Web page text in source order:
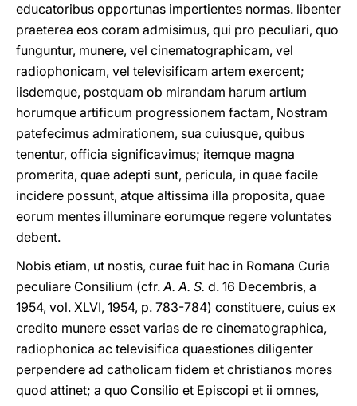
educatoribus opportunas impertientes normas. libenter
praeterea eos coram admisimus, qui pro peculiari, quo
funguntur, munere, vel cinematographicam, vel
radiophonicam, vel televisificam artem exercent;
iisdemque, postquam ob mirandam harum artium
horumque artificum progressionem factam, Nostram
patefecimus admirationem, sua cuiusque, quibus
tenentur, officia significavimus; itemque magna
promerita, quae adepti sunt, pericula, in quae facile
incidere possunt, atque altissima illa proposita, quae
eorum mentes illuminare eorumque regere voluntates
debent.
Nobis etiam, ut nostis, curae fuit hac in Romana Curia
peculiare Consilium (cfr.A. A. S. d. 16 Decembris, a
1954, vol. XLVI, 1954, p. 783-784) constituere, cuius ex
credito munere esset varias de re cinematographica,
radiophonica ac televisifica quaestiones diligenter
perpendere ad catholicam fidem et christianos mores
quod attinet; a quo Consilio et Episcopi et ii omnes,